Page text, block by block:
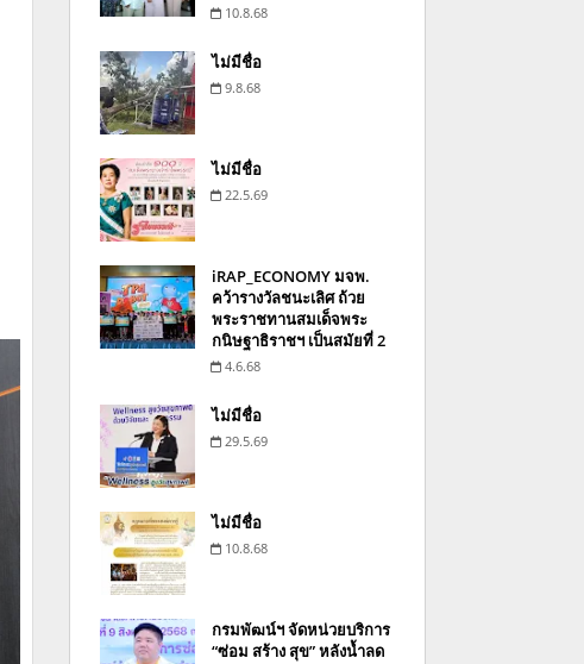
10.8.68
ไม่มีชื่อ
9.8.68
ไม่มีชื่อ
22.5.69
iRAP_ECONOMY มจพ.
คว้ารางวัลชนะเลิศ ถ้วย
พระราชทานสมเด็จพระ
กนิษฐาธิราชฯ เป็นสมัยที่ 2
4.6.68
ไม่มีชื่อ
29.5.69
ไม่มีชื่อ
10.8.68
กรมพัฒน์ฯ จัดหน่วยบริการ
“ซ่อม สร้าง สุข” หลังน้ำลด